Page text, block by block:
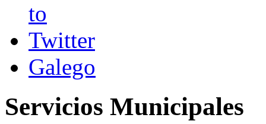
Galego
Servicios Municipales